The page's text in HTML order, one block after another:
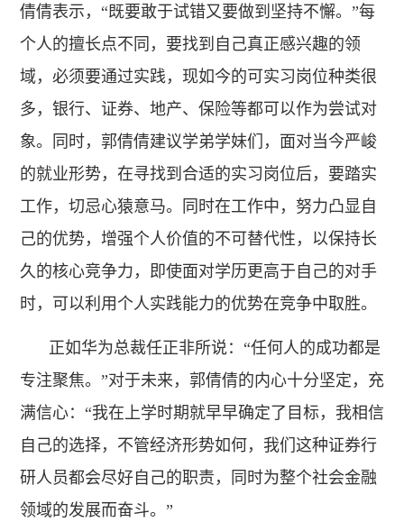
倩倩表示，“既要敢于试错又要做到坚持不懈。”每
个人的擅长点不同，要找到自己真正感兴趣的领
域，必须要通过实践，现如今的可实习岗位种类很
多，银行、证券、地产、保险等都可以作为尝试对
象。同时，郭倩倩建议学弟学妹们，面对当今严峻
的就业形势，在寻找到合适的实习岗位后，要踏实
工作，切忌心猿意马。同时在工作中，努力凸显自
己的优势，增强个人价值的不可替代性，以保持长
久的核心竞争力，即使面对学历更高于自己的对手
时，可以利用个人实践能力的优势在竞争中取胜。
正如华为总裁任正非所说：“任何人的成功都是
专注聚焦。”对于未来，郭倩倩的内心十分坚定，充
满信心：“我在上学时期就早早确定了目标，我相信
自己的选择，不管经济形势如何，我们这种证券行
研人员都会尽好自己的职责，同时为整个社会金融
领域的发展而奋斗。”